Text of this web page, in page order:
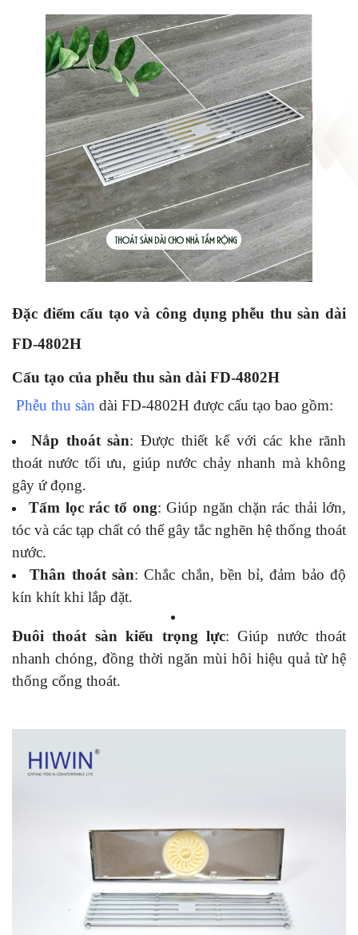
Đặc điểm cấu tạo và công dụng phễu thu sàn dài
FD-4802H
Cấu tạo của phễu thu sàn dài FD-4802H
Phễu thu sàn dài FD-4802H được cấu tạo bao gồm:
Nắp thoát sàn: Được thiết kế với các khe rãnh
thoát nước tối ưu, giúp nước chảy nhanh mà không
gây ứ đọng.
Tấm lọc rác tổ ong: Giúp ngăn chặn rác thải lớn,
tóc và các tạp chất có thể gây tắc nghẽn hệ thống thoát
nước.
Thân thoát sàn: Chắc chắn, bền bỉ, đảm bảo độ
kín khít khi lắp đặt.
Đuôi thoát sàn kiểu trọng lực: Giúp nước thoát
nhanh chóng, đồng thời ngăn mùi hôi hiệu quả từ hệ
thống cống thoát.